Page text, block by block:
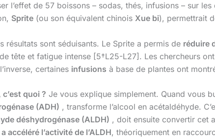
l’effet de 57 boissons – sodas, thés, infusions – sur
Sprite (ou son équivalent chinois Xue bi), permettrait
résultats sont séduisants. Le Sprite a permis de réduire
tête et fatigue intense [5†L25-L27]. Les chercheurs
certaines infusions à base de plantes ont
c’est quoi ? Je vous explique simplement. Quand vous
(ADH) , transforme l’alcool en acétaldéhyde.
déshydrogénase (ALDH) , doit ensuite convertir cet
accéléré l’activité de l’ALDH, théoriquement en